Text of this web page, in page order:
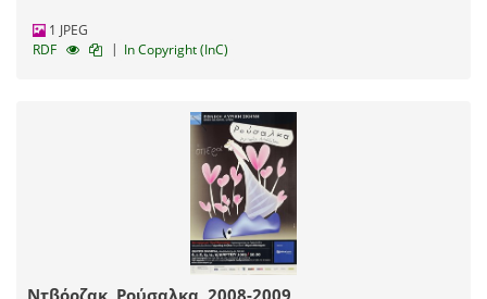
1 JPEG
RDF
| In Copyright (InC)